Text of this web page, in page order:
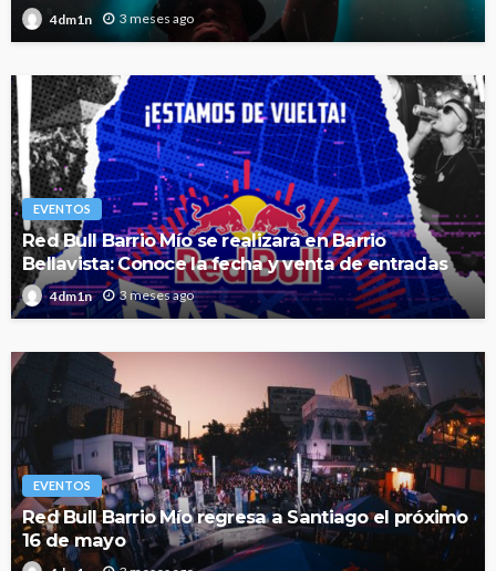
4dm1n 3 meses ago
EVENTOS
Red Bull Barrio Mío se realizará en Barrio
Bellavista: Conoce la fecha y venta de entradas
4dm1n 3 meses ago
EVENTOS
Red Bull Barrio Mío regresa a Santiago el próximo
16 de mayo